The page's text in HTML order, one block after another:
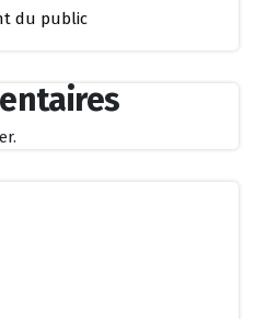
du public